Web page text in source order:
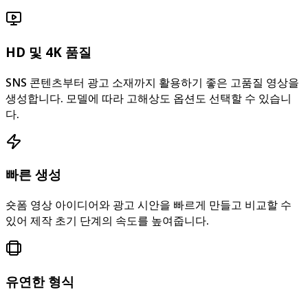
HD 및 4K 품질
SNS 콘텐츠부터 광고 소재까지 활용하기 좋은 고품질 영상을
생성합니다. 모델에 따라 고해상도 옵션도 선택할 수 있습니
다.
빠른 생성
숏폼 영상 아이디어와 광고 시안을 빠르게 만들고 비교할 수
있어 제작 초기 단계의 속도를 높여줍니다.
유연한 형식